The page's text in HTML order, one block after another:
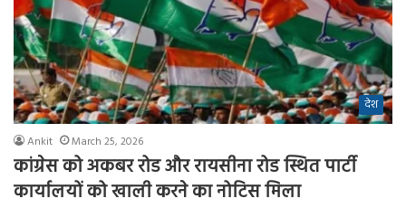
देश
Ankit March 25, 2026
कांग्रेस को अकबर रोड और रायसीना रोड स्थित पार्टी
कार्यालयों को खाली करने का नोटिस मिला